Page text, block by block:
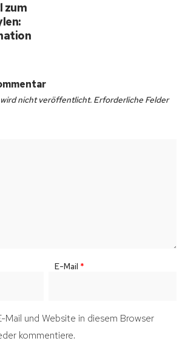
zum
nicht veröffentlicht.Erforderliche Felder
E-Mail *
Mail und Website in diesem Browser
kommentiere.